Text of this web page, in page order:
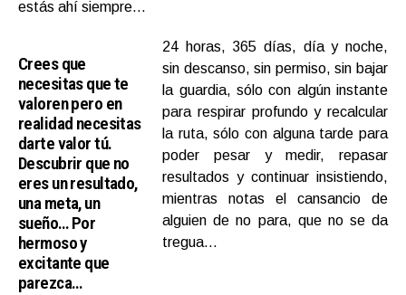
estás ahí siempre…
Crees que
necesitas que te
valoren pero en
realidad necesitas
darte valor tú.
Descubrir que no
eres un resultado,
una meta, un
sueño… Por
hermoso y
excitante que
parezca…
24 horas, 365 días, día y noche,
sin descanso, sin permiso, sin bajar
la guardia, sólo con algún instante
para respirar profundo y recalcular
la ruta, sólo con alguna tarde para
poder pesar y medir, repasar
resultados y continuar insistiendo,
mientras notas el cansancio de
alguien de no para, que no se da
tregua…